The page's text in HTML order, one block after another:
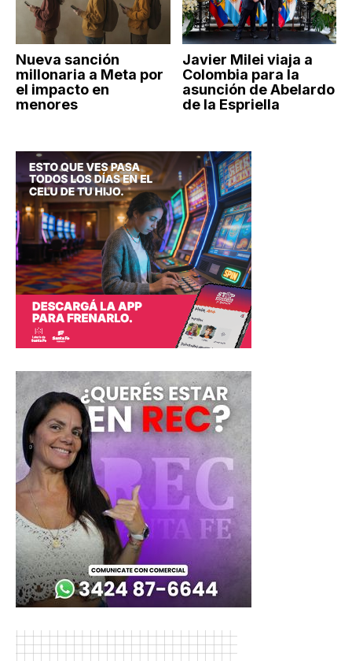
Nueva sanción
millonaria a Meta por
el impacto en
menores
Javier Milei viaja a
Colombia para la
asunción de Abelardo
de la Espriella